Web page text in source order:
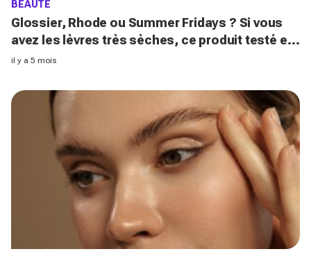
BEAUTÉ
Glossier, Rhode ou Summer Fridays ? Si vous
avez les lèvres très sèches, ce produit testé est
le meilleur
il y a 5 mois